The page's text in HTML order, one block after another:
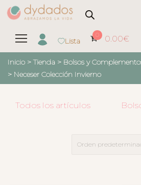
Lista
0 0.00€
Inicio > Tienda > Bolsos y
> Neceser Colección Invierno
Todos los artículos